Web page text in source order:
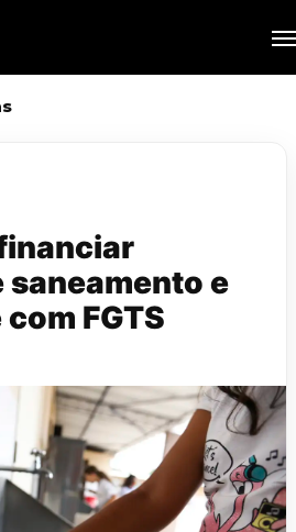
saneamento e
FGTS